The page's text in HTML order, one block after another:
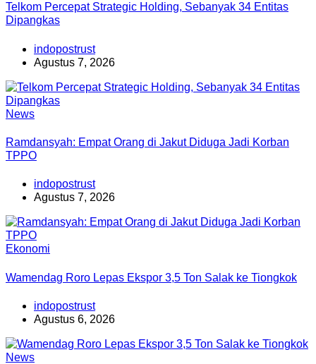
Telkom Percepat Strategic Holding, Sebanyak 34 Entitas
Dipangkas
indopostrust
Agustus 7, 2026
News
Ramdansyah: Empat Orang di Jakut Diduga Jadi Korban
TPPO
indopostrust
Agustus 7, 2026
Ekonomi
Wamendag Roro Lepas Ekspor 3,5 Ton Salak ke Tiongkok
indopostrust
Agustus 6, 2026
News